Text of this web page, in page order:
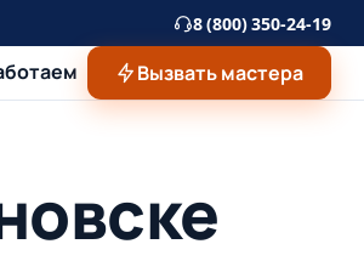
8 (800) 350-24-19
Вызвать мастера